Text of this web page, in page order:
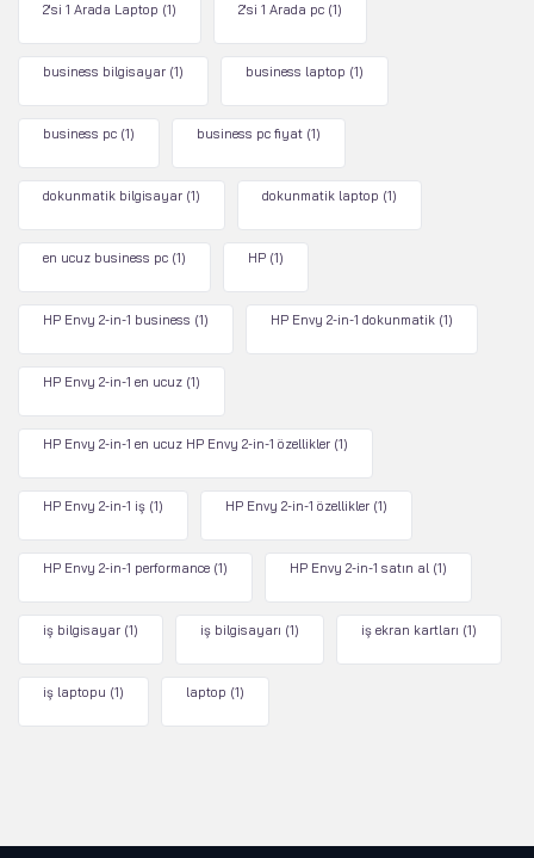
2'si 1 Arada Laptop (1) 2'si 1 Arada pc (1)
business bilgisayar (1) business laptop (1)
business pc (1) business pc fiyat (1)
dokunmatik bilgisayar (1) dokunmatik laptop (1)
en ucuz business pc (1) HP (1)
HP Envy 2-in-1 business (1) HP Envy 2-in-1 dokunmatik (1)
HP Envy 2-in-1 en ucuz (1)
HP Envy 2-in-1 en ucuz HP Envy 2-in-1 özellikler (1)
HP Envy 2-in-1 iş (1) HP Envy 2-in-1 özellikler (1)
HP Envy 2-in-1 performance (1) HP Envy 2-in-1 satın al (1)
iş bilgisayar (1) iş bilgisayarı (1) iş ekran kartları (1)
iş laptopu (1) laptop (1)